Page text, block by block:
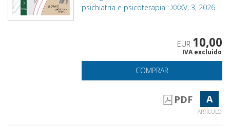
psichiatria e psicoterapia : XXXV, 3, 2026
EUR 10,00
IVA excluido
COMPRAR
PDF A
ARTÍCULO